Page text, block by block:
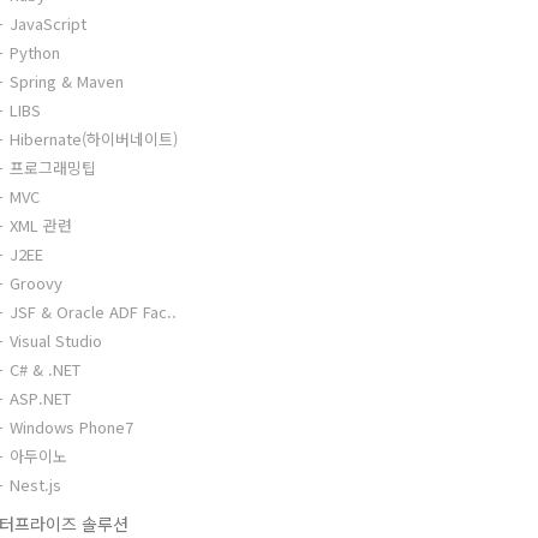
JavaScript
Python
Spring & Maven
LIBS
Hibernate(하이버네이트)
프로그래밍팁
MVC
XML 관련
J2EE
Groovy
JSF & Oracle ADF Fac..
Visual Studio
C# & .NET
ASP.NET
Windows Phone7
아두이노
Nest.js
프라이즈 솔루션